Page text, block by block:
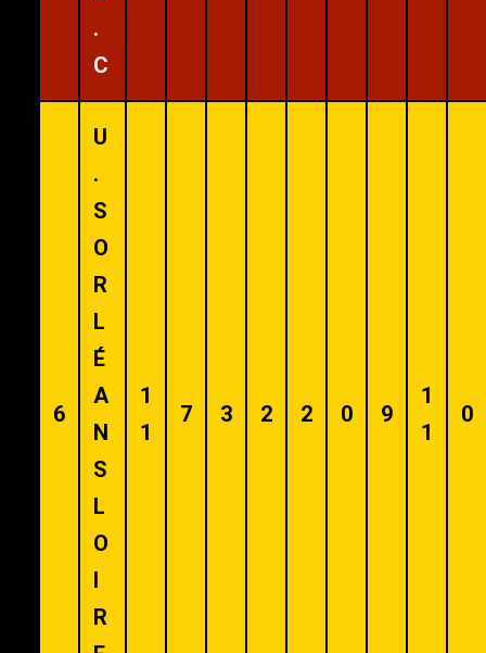
.
C
6
U
.
S
O
R
L
É
A
N
S
L
O
I
R
1
1
7 3 2 2 0 9
1
1
0